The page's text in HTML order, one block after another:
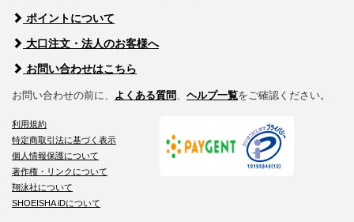
ポイントについて
大口注文・法人のお客様へ
お問い合わせはこちら
お問い合わせの前に、 よくある質問 ヘルプ一覧をご確認ください。
利用規約
特定商取引法に基づく表示
個人情報保護について
著作権・リンクについて
翔泳社について
SHOEISHA iDについて